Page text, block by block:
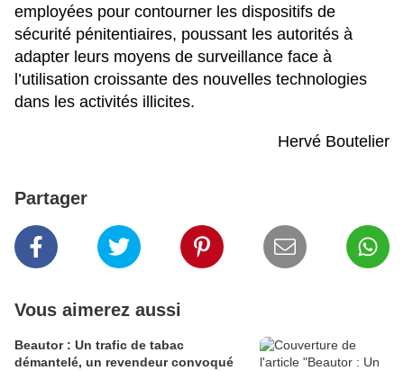
employées pour contourner les dispositifs de
sécurité pénitentiaires, poussant les autorités à
adapter leurs moyens de surveillance face à
l’utilisation croissante des nouvelles technologies
dans les activités illicites.
Hervé Boutelier
Partager
Vous aimerez aussi
Beautor : Un trafic de tabac
démantelé, un revendeur convoqué